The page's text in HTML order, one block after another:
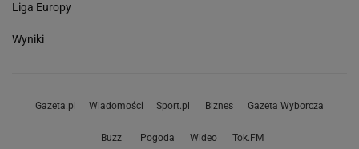
Liga Europy
Wyniki
Gazeta.pl Wiadomości Sport.pl Biznes Gazeta Wyborcza
Buzz Pogoda Wideo Tok.FM